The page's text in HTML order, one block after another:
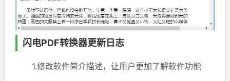
闪电PDF转换器更新日志
1.修改软件简介描述，让用户更加了解软件功能